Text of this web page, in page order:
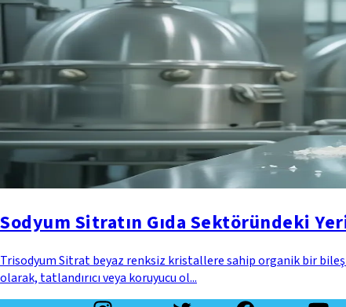
Sodyum Sitratın Gıda Sektöründeki
Trisodyum Sitrat beyaz renksiz kristallere sahip organik bir
olarak, tatlandırıcı veya koruyucu ol...